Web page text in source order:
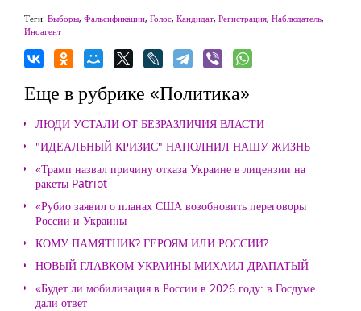
Теги: Выборы, Фальсификации, Голос, Кандидат, Регистрация, Наблюдатель,
Иноагент
Еще в рубрике «Политика»
ЛЮДИ УСТАЛИ ОТ БЕЗРАЗЛИЧИЯ ВЛАСТИ
"ИДЕАЛЬНЫЙ КРИЗИС" НАПОЛНИЛ НАШУ ЖИЗНЬ
«Трамп назвал причину отказа Украине в лицензии на
ракеты Patriot
«Рубио заявил о планах США возобновить переговоры
России и Украины
КОМУ ПАМЯТНИК? ГЕРОЯМ ИЛИ РОССИИ?
НОВЫЙ ГЛАВКОМ УКРАИНЫ МИХАИЛ ДРАПАТЫЙ
«Будет ли мобилизация в России в 2026 году: в Госдуме
дали ответ